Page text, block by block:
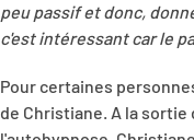
peu passif et donc,
c'est intéressant car le
Pour certaines
de Christiane. A la